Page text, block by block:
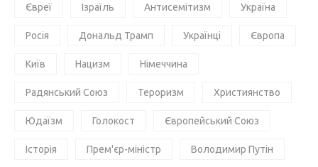
Євреї Ізраїль Антисемітизм Україна
Росія Дональд Трамп Українці Європа
Київ Нацизм Німеччина
Радянський Союз Тероризм Християнство
Юдаїзм Голокост Європейський Союз
Історія Прем'єр-міністр Володимир Путін